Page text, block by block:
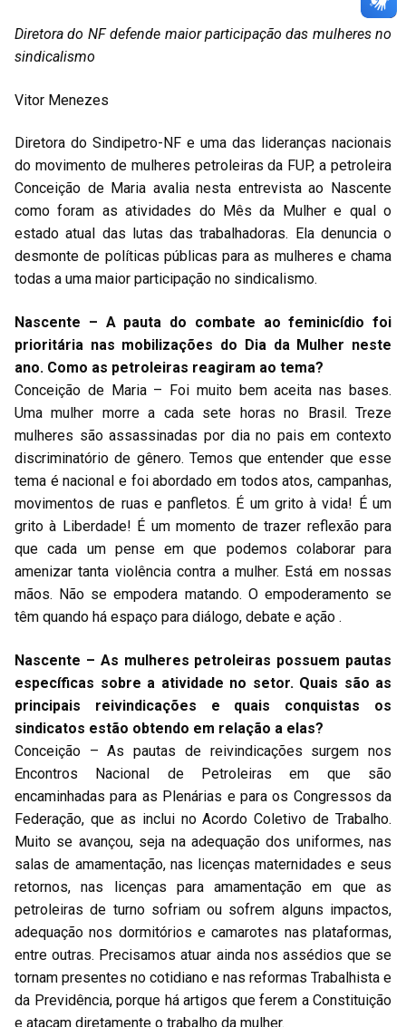
Diretora do NF defende maior participação das mulheres no
sindicalismo
Vitor Menezes
Diretora do Sindipetro-NF e uma das lideranças nacionais
do movimento de mulheres petroleiras da FUP, a petroleira
Conceição de Maria avalia nesta entrevista ao Nascente
como foram as atividades do Mês da Mulher e qual o
estado atual das lutas das trabalhadoras. Ela denuncia o
desmonte de políticas públicas para as mulheres e chama
todas a uma maior participação no sindicalismo.
Nascente – A pauta do combate ao feminicídio foi
prioritária nas mobilizações do Dia da Mulher neste
ano. Como as petroleiras reagiram ao tema?
Conceição de Maria – Foi muito bem aceita nas bases.
Uma mulher morre a cada sete horas no Brasil. Treze
mulheres são assassinadas por dia no pais em contexto
discriminatório de gênero. Temos que entender que esse
tema é nacional e foi abordado em todos atos, campanhas,
movimentos de ruas e panfletos. É um grito à vida! É um
grito à Liberdade! É um momento de trazer reflexão para
que cada um pense em que podemos colaborar para
amenizar tanta violência contra a mulher. Está em nossas
mãos. Não se empodera matando. O empoderamento se
têm quando há espaço para diálogo, debate e ação .
Nascente – As mulheres petroleiras possuem pautas
específicas sobre a atividade no setor. Quais são as
principais reivindicações e quais conquistas os
sindicatos estão obtendo em relação a elas?
Conceição – As pautas de reivindicações surgem nos
Encontros Nacional de Petroleiras em que são
encaminhadas para as Plenárias e para os Congressos da
Federação, que as inclui no Acordo Coletivo de Trabalho.
Muito se avançou, seja na adequação dos uniformes, nas
salas de amamentação, nas licenças maternidades e seus
retornos, nas licenças para amamentação em que as
petroleiras de turno sofriam ou sofrem alguns impactos,
adequação nos dormitórios e camarotes nas plataformas,
entre outras. Precisamos atuar ainda nos assédios que se
tornam presentes no cotidiano e nas reformas Trabalhista e
da Previdência, porque há artigos que ferem a Constituição
e atacam diretamente o trabalho da mulher.